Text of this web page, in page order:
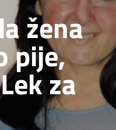
žena
pije,
za